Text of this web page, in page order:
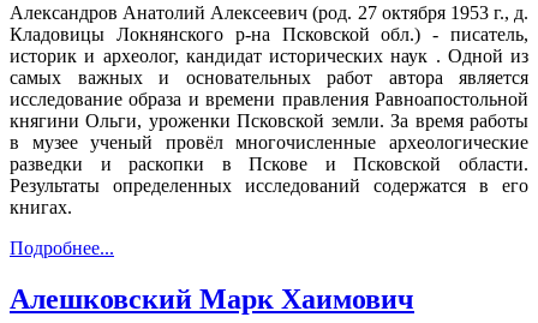
Александров Анатолий Алексеевич (род. 27 октября 1953 г., д.
Кладовицы Локнянского р-на Псковской обл.)- писатель,
историк и археолог, кандидат исторических наук . Одной из
самых важных и основательных работ автора является
исследование образа и времени правления Равноапостольной
княгини Ольги, уроженки Псковской земли. За время работы
в музее ученый провёл многочисленные археологические
разведки и раскопки в Пскове и Псковской области.
Результаты определенных исследований содержатся в его
книгах.
Подробнее...
Алешковский Марк Хаимович